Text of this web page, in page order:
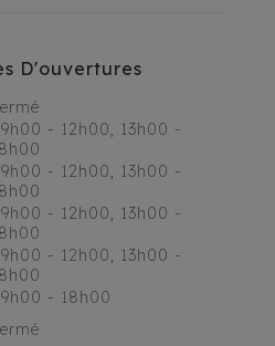
D'ouvertures
- 12h00, 13h00 -
- 12h00, 13h00 -
- 12h00, 13h00 -
- 12h00, 13h00 -
- 18h00